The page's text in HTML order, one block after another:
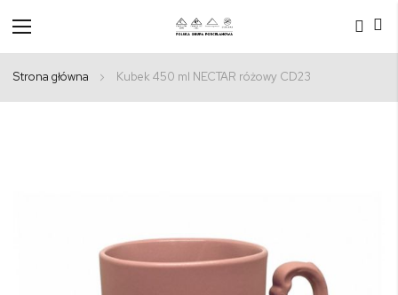
Przełącznik
Nav
Strona główna Kubek 450 ml NECTAR różowy CD23